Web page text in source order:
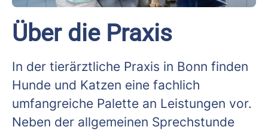
Über die Praxis
In der tierärztliche Praxis in Bonn finden
Hunde und Katzen eine fachlich
umfangreiche Palette an Leistungen vor.
Neben der allgemeinen Sprechstunde